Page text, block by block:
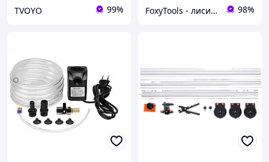
TVOYO 99% FoxyTools - лисичка без інструменту не лишить! 98%